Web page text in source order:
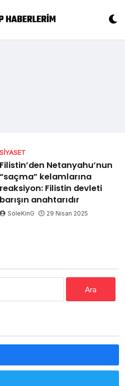
SIYASET
Filistin’den Netanyahu’nun
“saçma” kelamlarına
reaksiyon: Filistin devleti
barışın anahtarıdır
SoleKinG 29 Nisan 2025